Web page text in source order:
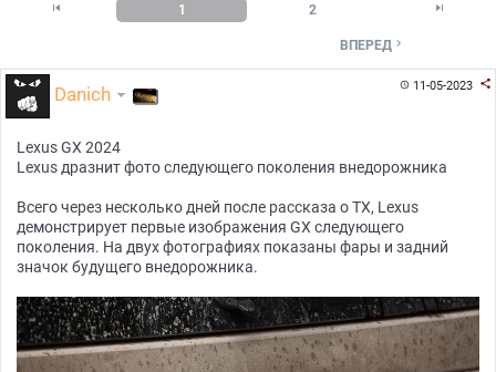
 1 2 
ВПЕРЕД 
11-05-2023 
Danich
Lexus GX 2024
Lexus дразнит фото следующего поколения внедорожника
Всего через несколько дней после рассказа о TX, Lexus
демонстрирует первые изображения GX следующего
поколения. На двух фотографиях показаны фары и задний
значок будущего внедорожника.